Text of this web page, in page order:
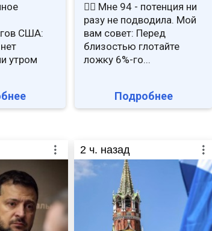
США:
утром
❤️‍🔥 Мне 94 - потенция ни
разу не подводила. Мой
вам совет: Перед
близостью глотайте
ложку 6%-го...
Подробнее
2 ч. назад